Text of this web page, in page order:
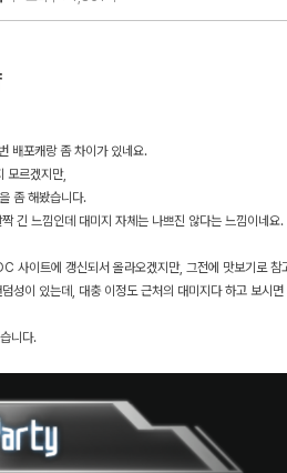
배포캐랑 좀 차이가 있네요.
모르겠지만,
좀 해봤습니다.
긴 느낌인데 대미지 자체는 나쁘진 않다는 느낌이네요.
사이트에 갱신되서 올라오겠지만, 그전에 맛보기로 참
성이 있는데, 대충 이정도 근처의 대미지다 하고 보시
니다.